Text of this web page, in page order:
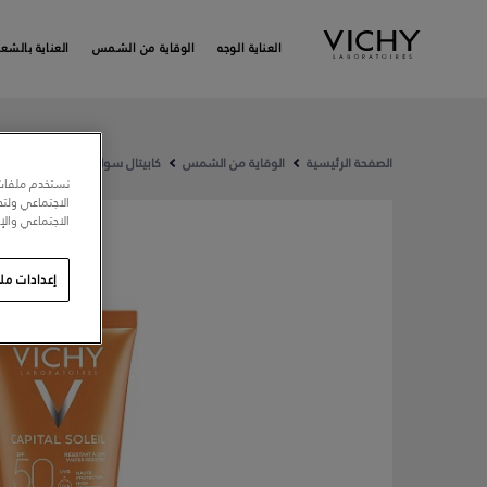
العناية الوجه الوقاية من الشمس العناية
الصفحة الرئيسية الوقاية من الشمس كابيتال سوليل
نستخدم
الاجتماعي
الاجتماعي
إعدادات